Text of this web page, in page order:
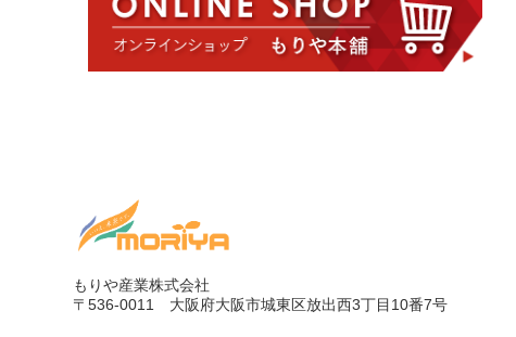
もりや産業株式会社
〒536-0011 大阪府大阪市城東区放出西3丁目10番7号